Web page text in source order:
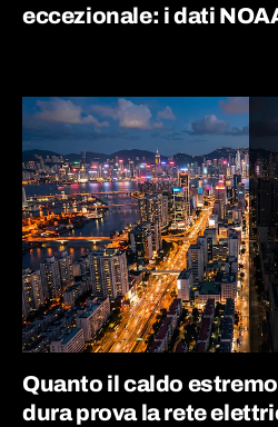
eccezionale: i dati
Quanto il caldo
dura prova la rete